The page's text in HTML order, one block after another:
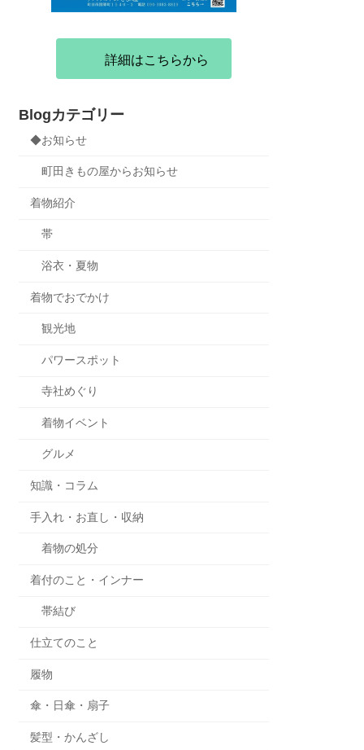
詳細はこちらから
Blogカテゴリー
◆お知らせ
町田きもの屋からお知らせ
着物紹介
帯
浴衣・夏物
着物でおでかけ
観光地
パワースポット
寺社めぐり
着物イベント
グルメ
知識・コラム
手入れ・お直し・収納
着物の処分
着付のこと・インナー
帯結び
仕立てのこと
履物
傘・日傘・扇子
髪型・かんざし